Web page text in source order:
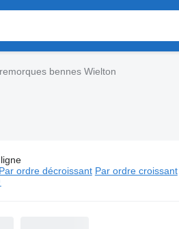
bennes Wielton
Semi-remorques bennes Wielton
Par ordre décroissant Par ordre croissant